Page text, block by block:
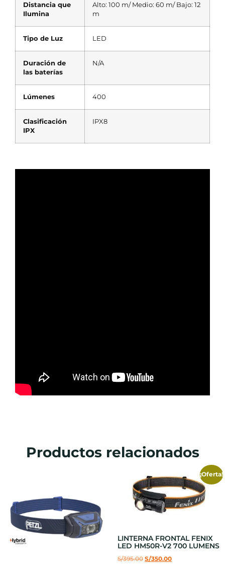
Distancia que
Ilumina
Alto: 100 m/ Medio: 60 m/ Bajo: 12
m
Tipo de Luz LED
Duración de
las baterías
N/A
Lúmenes 400
Clasificación
IPX
IPX8
Productos relacionados
¡Oferta!
LINTERNA FRONTAL FENIX
LED HM50R-V2 700 LUMENS
S/395.00 S/350.00